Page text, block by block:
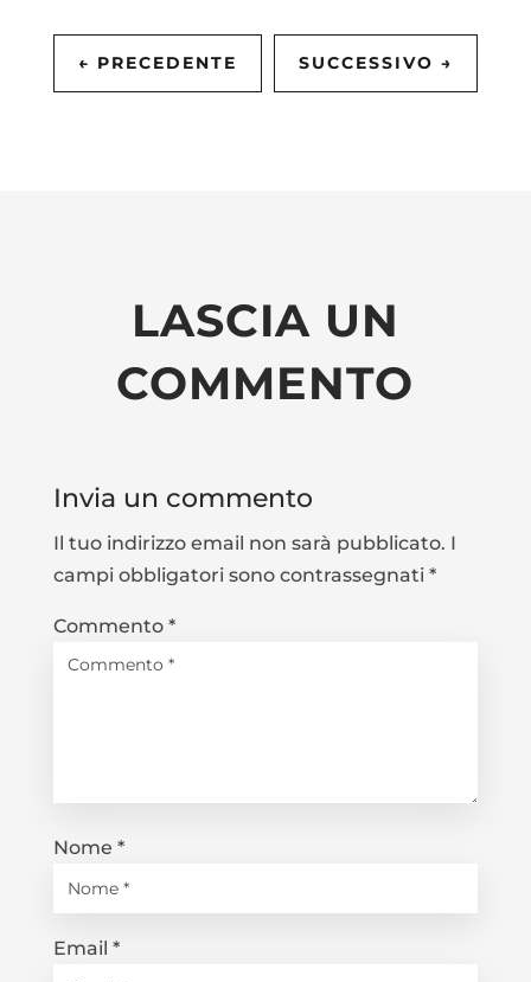
← PRECEDENTE SUCCESSIVO →
LASCIA UN
COMMENTO
Invia un commento
Il tuo indirizzo email non sarà pubblicato. I
campi obbligatori sono contrassegnati *
Commento *
Nome *
Email *